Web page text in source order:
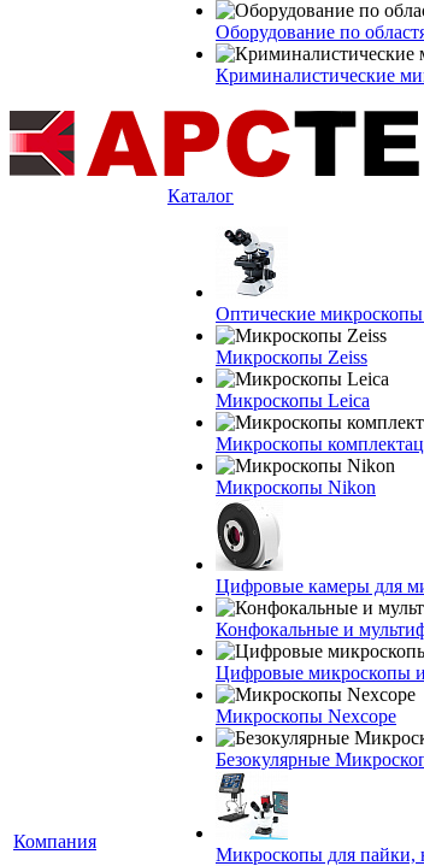
Оборудование по
Криминалистические
Компания
Каталог
Оптические
Микроскопы Zeiss
Микроскопы Leica
Микроскопы
Микроскопы Nikon
Цифровые камеры для
Конфокальные и
Цифровые микроскопы
Микроскопы Nexcope
Безокулярные
Микроскопы для пайки,